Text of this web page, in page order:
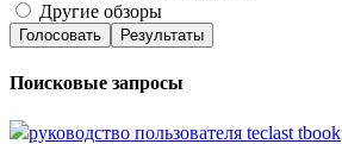
Другие обзоры
Голосовать Результаты
Поисковые запросы
руководство пользователя teclast tbook